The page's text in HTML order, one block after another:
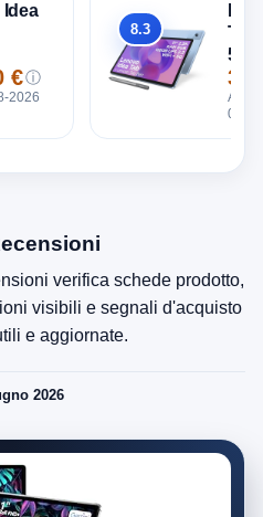
Idea
€ ⓘ
2026
Totale
8.3
Tab
5G
Agg.
verifica schede prodotto,
visibili e segnali d'acquisto
e aggiornate.
2026